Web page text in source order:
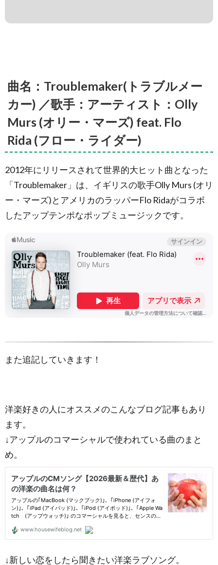
曲名：Troublemaker(トラブルメー
カー) ／歌手：アーティスト：Olly
Murs (オリー・マーズ) feat. Flo
Rida (フロー・ライダー)
2012年にリリースされて世界的大ヒット曲となった
「Troublemaker」は、イギリスの歌手Olly Murs (オリ
ー・マーズ)とアメリカのラッパーFlo Ridaがコラボ
したアップテンポなポップミュージックです。
また追記していきます！
洋楽好きの人にオススメのこんなブログ記事もあり
ます。
↓アップルのコマーシャルで使われている曲のまと
め。
↓新しい恋をしたら聞きたい洋楽ラブソング。